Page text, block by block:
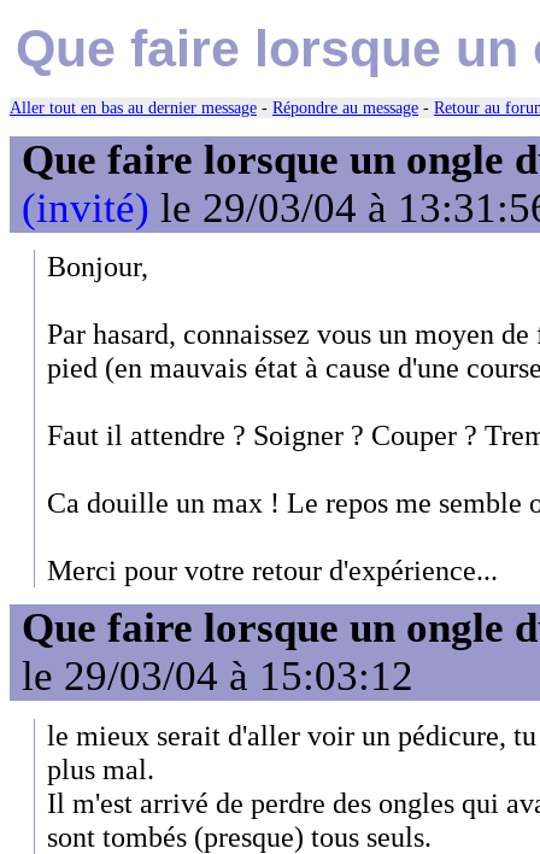
Que faire lorsque
Aller tout en bas au dernier message - Répondre au message - Retour au
Que faire lorsque un ongle
(invité) le 29/03/04 à
Bonjour,
Par hasard, connaissez vous un moyen
pied (en mauvais état à cause d'une
Faut il attendre ? Soigner ? Couper ?
Ca douille un max ! Le repos me semble
Merci pour votre retour d'expérience...
Que faire lorsque un ongle
le 29/03/04 à 15:03:12
le mieux serait d'aller voir un pédicure,
plus mal.
Il m'est arrivé de perdre des ongles qui
sont tombés (presque) tous seuls.